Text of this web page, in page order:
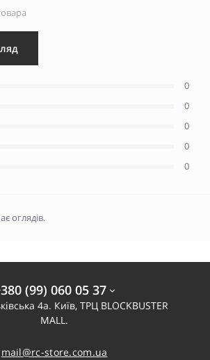
0
0
0
0
0
оглядів.
(99) 060 05 37
4а. Київ, ТРЦ BLOCKBUSTER
MALL.
mail@rc-store.com.ua